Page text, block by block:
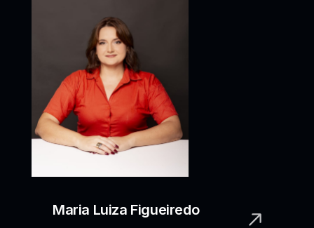
Maria Luiza Figueiredo